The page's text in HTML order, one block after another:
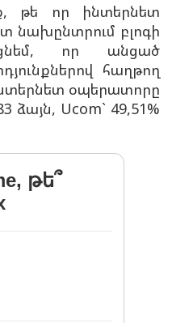
թե որ ինտերնետ
նախընտրում բլոգի
որ անցած
հաղթող
օպերատորը
ձայն, Ucom` 49,51%
թե՞